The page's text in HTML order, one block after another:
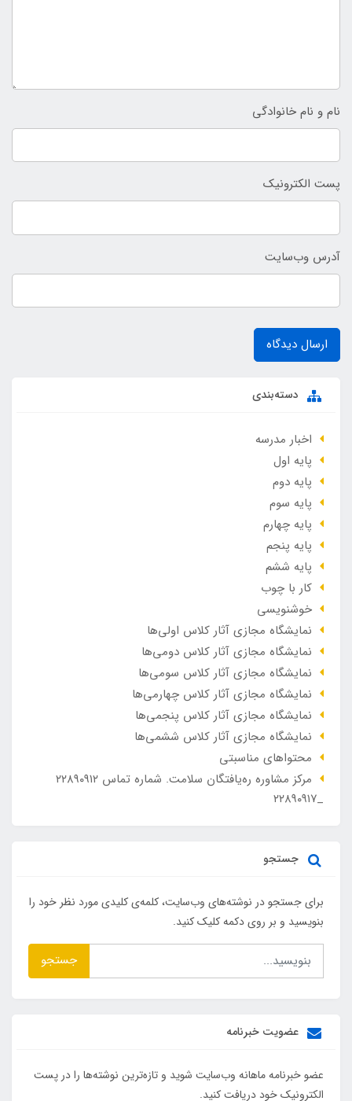
نام و نام خانوادگی
پست الکترونیک
آدرس وب‌سایت
ارسال دیدگاه
دسته‌بندی
اخبار مدرسه
پایه اول
پایه دوم
پایه سوم
پایه چهارم
پایه پنجم
پایه ششم
کار با چوب
خوشنویسی
نمایشگاه مجازی آثار کلاس اولی‌ها
نمایشگاه مجازی آثار کلاس دومی‌ها
نمایشگاه مجازی آثار کلاس سومی‌ها
نمایشگاه مجازی آثار کلاس چهارمی‌ها
نمایشگاه مجازی آثار کلاس پنجمی‌ها
نمایشگاه مجازی آثار کلاس ششمی‌ها
محتواهای مناسبتی
مرکز مشاوره ره‌یافتگان سلامت. شماره تماس ۲۲۸۹۰۹۱۲
_۲۲۸۹۰۹۱۷
جستجو
برای جستجو در نوشته‌های وب‌سایت، کلمه‌ی کلیدی مورد نظر خود را
بنویسید و بر روی دکمه کلیک کنید.
جستجو
عضویت خبرنامه
عضو خبرنامه ماهانه وب‌سایت شوید و تازه‌ترین نوشته‌ها را در پست
الکترونیک خود دریافت کنید.